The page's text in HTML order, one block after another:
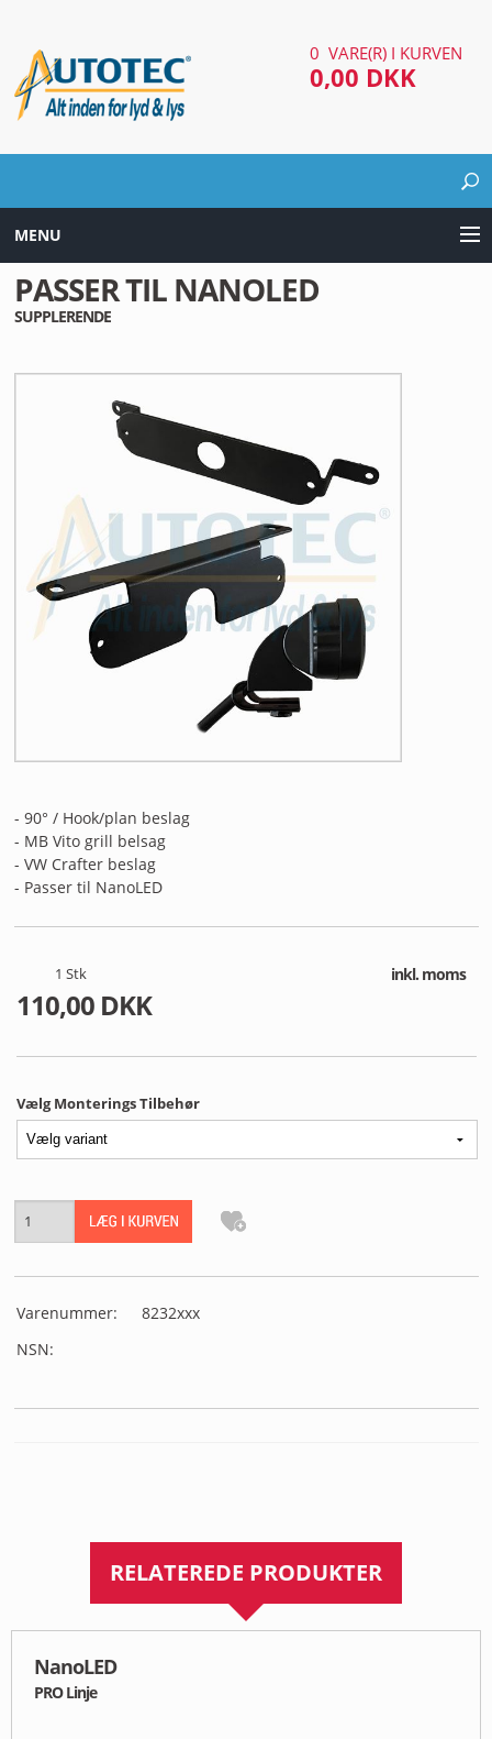
0 VARE(R) I KURVEN
0,00 DKK
MENU
LYD & LYS UDSTYR
ARBEJDS & SØGELYGTER
ANDET UDSTYR
RESTSALG
FORSIDE
RMA
HANDELSBETINGELSER
MIN PROFIL
PASSER TIL NANOLED
SUPPLERENDE
- 90° / Hook/plan beslag
- MB Vito grill belsag
- VW Crafter beslag
- Passer til NanoLED
1 Stk inkl. moms
110,00 DKK
Vælg Monterings Tilbehør
Varenummer:
8232xxx
NSN:
RELATEREDE PRODUKTER
NanoLED
PRO Linje